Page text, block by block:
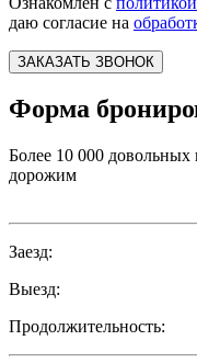
даю согласие на
ЗАКАЗАТЬ ЗВОНОК
Форма
Более 10 000
дорожим
Заезд:
Выезд:
Продолжительность: